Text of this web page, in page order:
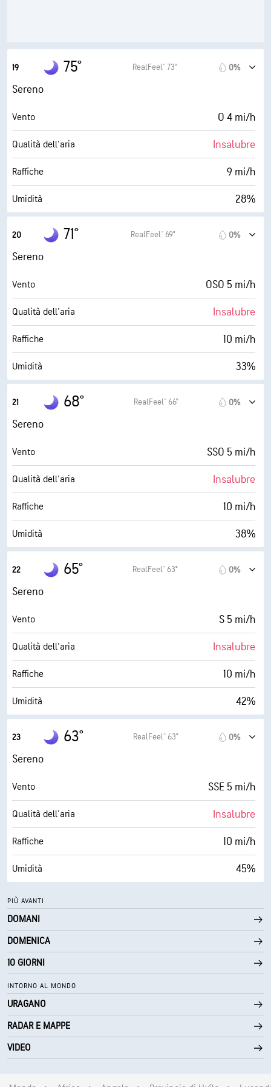
19 75° RealFeel® 73° 0%
Sereno
Vento O 4 mi/h
Qualità dell'aria Insalubre
Raffiche 9 mi/h
Umidità 28%
Punto di rugiada
AccuLumen Brightness Index™
Nuvolosità 0%
Visibilità 9 mi
Strato di nuvole 30000 ft
20 71° RealFeel® 69° 0%
Sereno
Vento OSO 5 mi/h
Qualità dell'aria Insalubre
Raffiche 10 mi/h
Umidità 33%
Punto di rugiada
AccuLumen Brightness Index™
Nuvolosità 0%
Visibilità 9 mi
Strato di nuvole 30000 ft
21 68° RealFeel® 66° 0%
Sereno
Vento SSO 5 mi/h
Qualità dell'aria Insalubre
Raffiche 10 mi/h
Umidità 38%
Punto di rugiada
AccuLumen Brightness Index™
Nuvolosità 0%
Visibilità 9 mi
Strato di nuvole 30000 ft
22 65° RealFeel® 63° 0%
Sereno
Vento S 5 mi/h
Qualità dell'aria Insalubre
Raffiche 10 mi/h
Umidità 42%
Punto di rugiada
AccuLumen Brightness Index™
Nuvolosità 0%
Visibilità 9 mi
Strato di nuvole 30000 ft
23 63° RealFeel® 63° 0%
Sereno
Vento SSE 5 mi/h
Qualità dell'aria Insalubre
Raffiche 10 mi/h
Umidità 45%
Punto di rugiada
AccuLumen Brightness Index™ 0 (Scuro)
Nuvolosità 0%
Visibilità 9 mi
Strato di nuvole 30000 ft
PIÙ AVANTI
DOMANI
DOMENICA
10 GIORNI
INTORNO AL MONDO
URAGANO
RADAR E MAPPE
VIDEO